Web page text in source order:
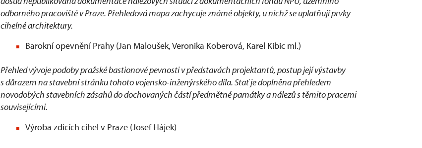
odborného pracoviště v Praze. Přehledová mapa zachycuje známé objekty, u nichž se uplatňují prvky
cihelné architektury.
Barokní opevnění Prahy (Jan Maloušek, Veronika Koberová, Karel Kibic ml.)
Přehled vývoje podoby pražské bastionové pevnosti v představách projektantů, postup její výstavby
s důrazem na stavební stránku tohoto vojensko-inženýrského díla. Stať je doplněna přehledem
novodobých stavebních zásahů do dochovaných částí předmětné památky a nálezů s těmito pracemi
souvisejícími.
Výroba zdicích cihel v Praze (Josef Hájek)